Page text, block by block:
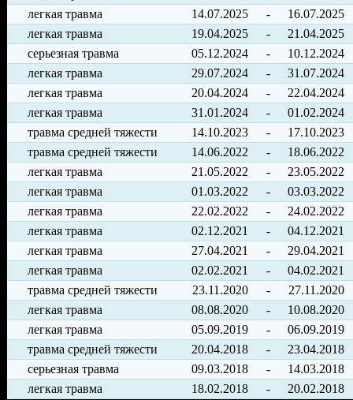
легкая травма
14.07.2025 -
16.07.2025
легкая травма
19.04.2025 -
21.04.2025
серьезная травма
05.12.2024 -
10.12.2024
легкая травма
29.07.2024 -
31.07.2024
легкая травма
20.04.2024 -
22.04.2024
легкая травма
31.01.2024 -
01.02.2024
травма средней тяжести
14.10.2023 -
17.10.2023
травма средней тяжести
14.06.2022 -
18.06.2022
легкая травма
21.05.2022 -
23.05.2022
легкая травма
01.03.2022 -
03.03.2022
легкая травма
22.02.2022 -
24.02.2022
легкая травма
02.12.2021 -
04.12.2021
легкая травма
27.04.2021 -
29.04.2021
легкая травма
02.02.2021 -
04.02.2021
травма средней тяжести
23.11.2020 -
27.11.2020
легкая травма
08.08.2020 -
10.08.2020
легкая травма
05.09.2019 -
06.09.2019
травма средней тяжести
20.04.2018 -
23.04.2018
серьезная травма
09.03.2018 -
14.03.2018
легкая травма
18.02.2018 - 20.02.2018